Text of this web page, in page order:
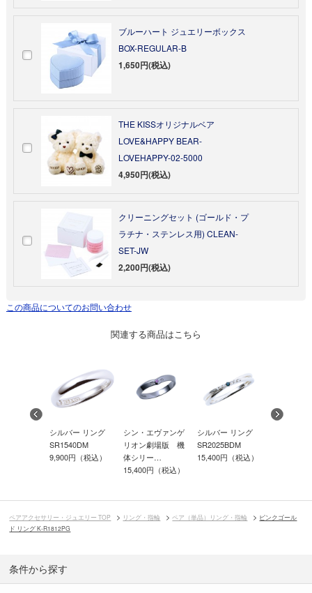
ブルーハート ジュエリーボックス
BOX-REGULAR-B
1,650円(税込)
THE KISSオリジナルベア
LOVE&HAPPY BEAR-
LOVEHAPPY-02-5000
4,950円(税込)
クリーニングセット (ゴールド・プ
ラチナ・ステンレス用) CLEAN-
SET-JW
2,200円(税込)
この商品についてのお問い合わせ
関連する商品はこちら
シルバー リング
SR1540DM
9,900円（税込）
シン・エヴァンゲ
リオン劇場版 機
体シリー…
15,400円（税込）
シルバー リング
SR2025BDM
15,400円（税込）
ペアアクセサリー・ジュエリー TOP リング・指輪 ペア（単品）リング・指輪
ピンクゴール
ド リング K-R1812PG
条件から探す